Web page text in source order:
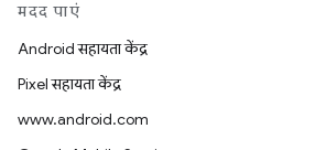
मदद पाएं
Android सहायता केंद्र
Pixel सहायता केंद्र
www.android.com